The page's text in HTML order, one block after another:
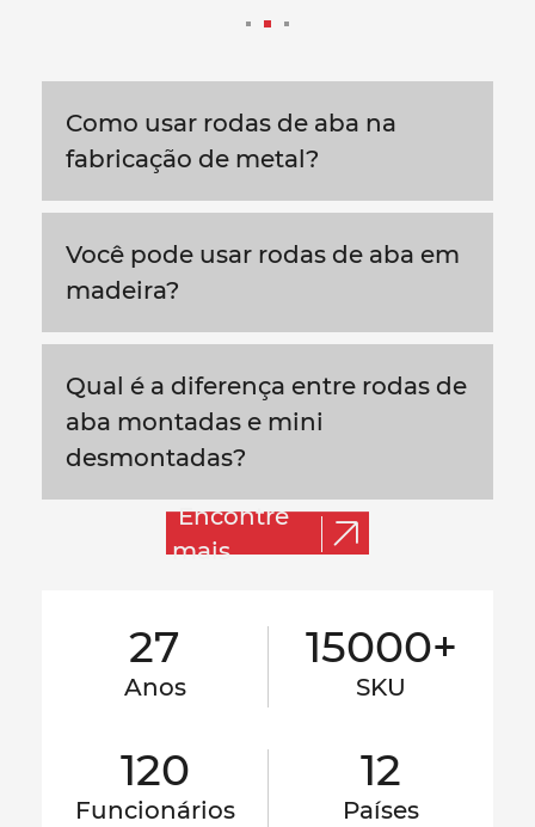
Como usar rodas de aba na
fabricação de metal?
Você pode usar rodas de aba em
madeira?
27
Anos
15000+
SKU
120
Funcionários
12
Países
Qual é a diferença entre rodas de
aba montadas e mini
desmontadas?
Encontre
mais